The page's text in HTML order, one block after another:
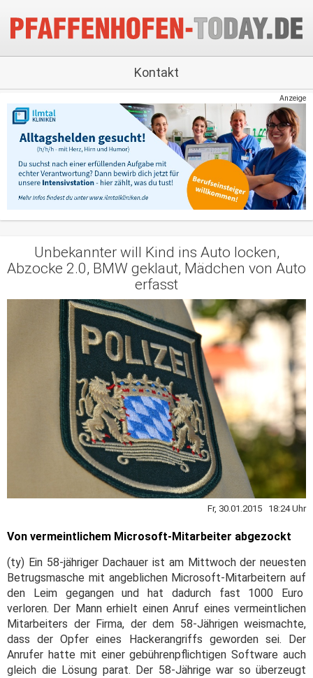
Kontakt
Anzeige
Unbekannter will Kind ins Auto locken,
Abzocke 2.0, BMW geklaut, Mädchen von Auto
erfasst
Fr, 30.01.2015 18:24 Uhr
Von vermeintlichem Microsoft-Mitarbeiter abgezockt
(ty) Ein 58-jähriger Dachauer ist am Mittwoch der neuesten
Betrugsmasche mit angeblichen Microsoft-Mitarbeitern auf
den Leim gegangen und hat dadurch fast 1000 Euro
verloren. Der Mann erhielt einen Anruf eines vermeintlichen
Mitarbeiters der Firma, der dem 58-Jährigen weismachte,
dass der Opfer eines Hackerangriffs geworden sei. Der
Anrufer hatte mit einer gebührenpflichtigen Software auch
gleich die Lösung parat. Der 58-Jährige war so überzeugt